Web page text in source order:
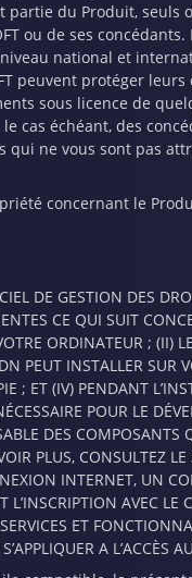
du Produit, seuls
ou de ses
national et
peuvent protéger
sous licence de
cas échéant, des
qui ne vous sont pas
concernant le
DE GESTION DES
CE QUI SUIT
ORDINATEUR ; (II)
PEUT INSTALLER SUR
; ET (IV) PENDANT
POUR LE
DES COMPOSANTS
PLUS, CONSULTEZ
INTERNET, UN
L’INSCRIPTION AVEC LE
ET
A